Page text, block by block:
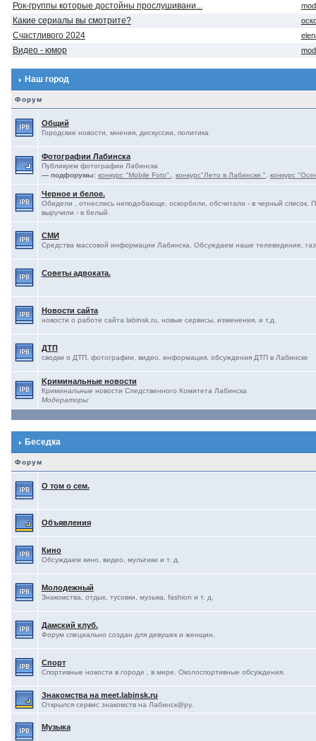
Рок-группы которые достойны прослушивани...
Какие сериалы вы смотрите?
Счастливого 2024
Видео - юмор
Наш город
Форум
Общий
Городские новости, мнения, дискуссии, политика
Фотографии Лабинска
Публикуем фотографии Лабинска
— подфорумы: конкурс "Mobile Foto". конкурс"Лето в Лабинске." конкурс
Черное и белое.
Обидели , отнеслись неподобающе, оскорбили, обсчитали - в черный список.
выручили - в белый.
СМИ
Средства массовой информации Лабинска. Обсуждаем наше телевидение,
Советы адвоката.
Новости сайта
новости о работе сайта labinsk.ru, новые сервисы, изменения, и т.д.
ДТП
сводки о ДТП, фотографии, видео, информация, обсуждения ДТП в Лабинске
Kриминальные новости
Криминальные новости Следственного Комитета Лабинска
Модераторы:
Беседка
Форум
О том о сем.
Объявления
Кино
Обсуждаем кино, видео, мультики и т. д.
Молодежный
Знакомства, отдых, тусовки, музыка, fashion и т. д.
Дамский клуб.
Форум специально создан для девушек и женщин.
Спорт
Спортивные новости в городе , в мире. Околоспортивные обсуждения.
Знакомства на meet.labinsk.ru
Открылся сервис знакомств на Лабинск@ру.
Музыка